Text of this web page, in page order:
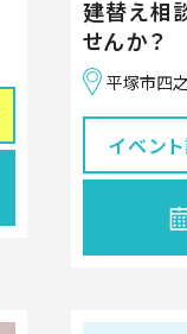
建替え相
せんか？
平塚市四
イベン